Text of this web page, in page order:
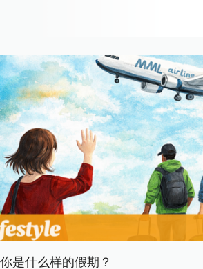
你是什​​么样的假期？